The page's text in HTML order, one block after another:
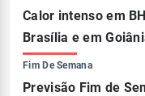
Calor intenso em
Brasília e em
Fim De Semana
Previsão Fim de